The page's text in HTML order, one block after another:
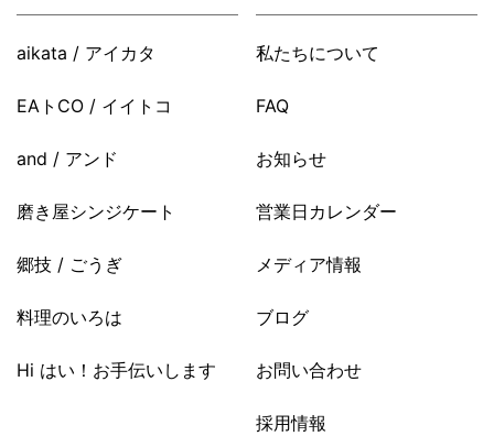
aikata / アイカタ
EAトCO / イイトコ
and / アンド
磨き屋シンジケート
郷技 / ごうぎ
料理のいろは
Hi はい！お手伝いします
私たちについて
FAQ
お知らせ
営業日カレンダー
メディア情報
ブログ
お問い合わせ
採用情報